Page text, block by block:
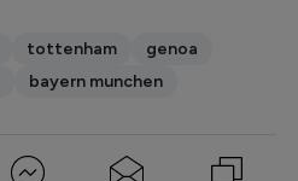
tottenham
genoa
bayern munchen